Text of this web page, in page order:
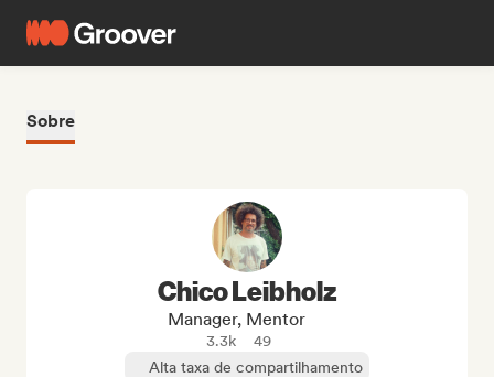
Sobre
Chico Leibholz
Manager, Mentor
3.3k
49
Alta taxa de compartilhamento